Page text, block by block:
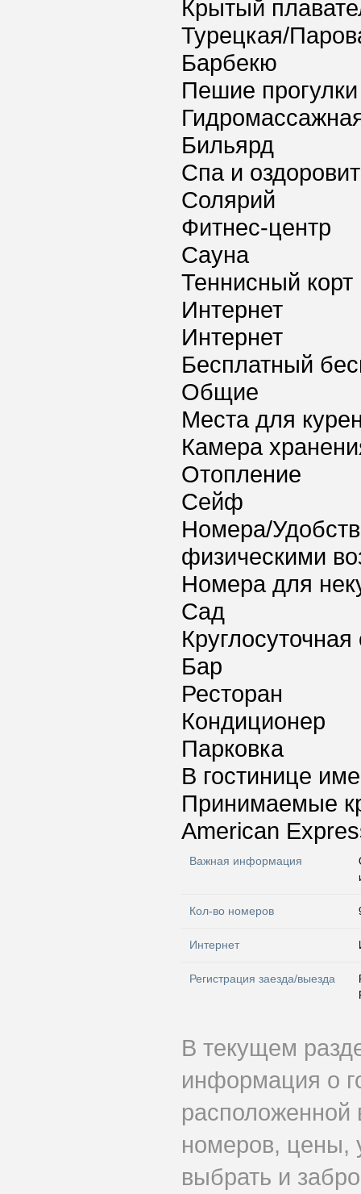
Крытый
Турецкая/
Барбекю
Пешие прогулки
Бильярд
Спа и
Солярий
Фитнес-центр
Сауна
Теннисный корт
Интернет
Интернет
Бесплатный
Общие
Места для
Камера
Отопление
Сейф
Номера/
физическими
Номера для
Сад
Бар
Ресторан
Кондиционер
Парковка
В гостинице
Принимаемые
American
Важная информация
Кол-во номеров
Интернет
Регистрация заезда/выезда
В текущем
информация о
расположенной
номеров, цены,
выбрать и